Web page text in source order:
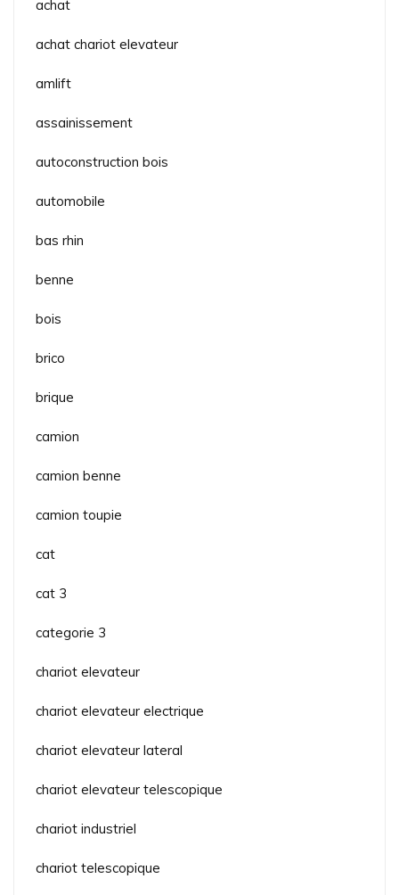
achat
achat chariot elevateur
amlift
assainissement
autoconstruction bois
automobile
bas rhin
benne
bois
brico
brique
camion
camion benne
camion toupie
cat
cat 3
categorie 3
chariot elevateur
chariot elevateur electrique
chariot elevateur lateral
chariot elevateur telescopique
chariot industriel
chariot telescopique